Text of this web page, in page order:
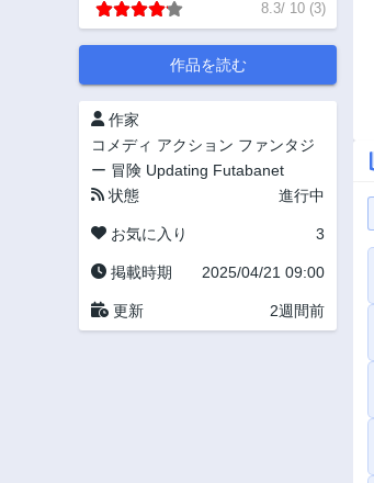
8.3/ 10 (3)
作品を読む
作家
コメディ アクション ファンタジ
ー 冒険 Updating Futabanet
状態
進行中
お気に入り 3
掲載時期 2025/04/21 09:00
更新 2週間前